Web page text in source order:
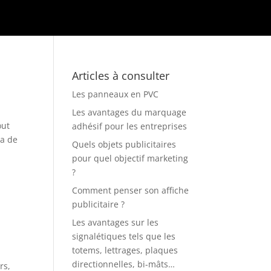
de
Articles à consulter
Les panneaux en PVC
Les avantages du marquage
adhésif pour les entreprises
Quels objets publicitaires
pour quel objectif marketing
?
Comment penser son affiche
publicitaire ?
Les avantages sur les
signalétiques tels que les
totems, lettrages, plaques
directionnelles, bi-mâts…